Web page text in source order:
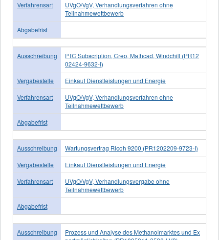
Verfahrensart
UVgO/VgV, Verhandlungsverfahren ohne
Teilnahmewettbewerb
Abgabefrist
Ausschreibung
PTC Subscription, Creo, Mathcad, Windchill (PR12
02424-9632-I)
Vergabestelle
Einkauf Dienstleistungen und Energie
Verfahrensart
UVgO/VgV, Verhandlungsverfahren ohne
Teilnahmewettbewerb
Abgabefrist
Ausschreibung
Wartungsvertrag Ricoh 9200 (PR1202209-9723-I)
Vergabestelle
Einkauf Dienstleistungen und Energie
Verfahrensart
UVgO/VgV, Verhandlungsvergabe ohne
Teilnahmewettbewerb
Abgabefrist
Ausschreibung
Prozess und Analyse des Methanolmarktes und Ex